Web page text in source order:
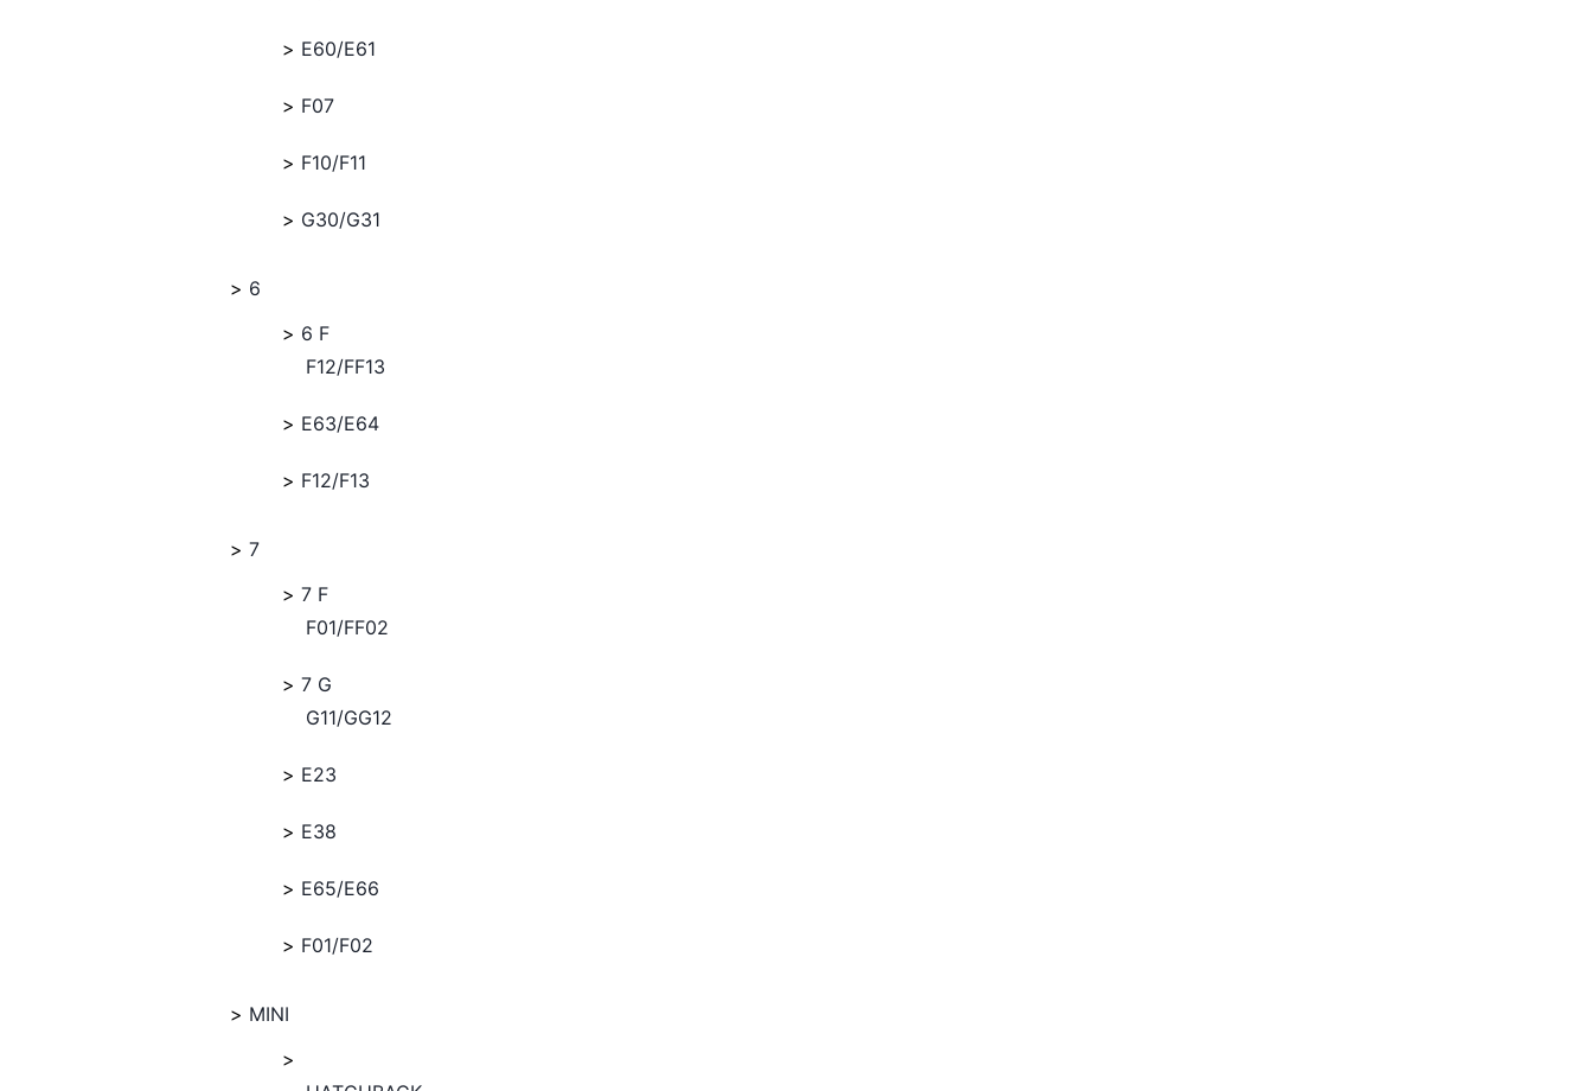
E60/E61
F07
F10/F11
G30/G31
6
6 F
F12/FF13
E63/E64
F12/F13
7
7 F
F01/FF02
7 G
G11/GG12
E23
E38
E65/E66
F01/F02
MINI